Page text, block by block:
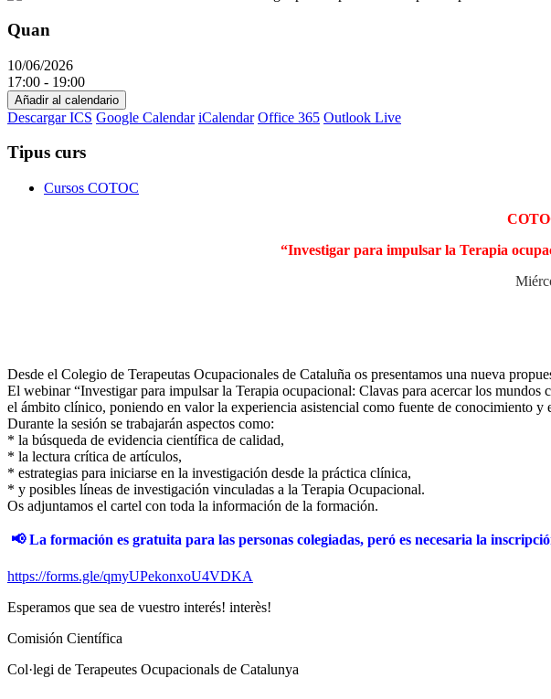
Quan
10/06/2026
17:00 - 19:00
Añadir al calendario
Descargar ICS Google Calendar iCalendar Office 365 Outlook Live
Tipus curs
Cursos COTOC
“Investigar para impulsar la Terapia
Desde el Colegio de Terapeutas Ocupacionales de Cataluña os presentamos una nueva
El webinar “Investigar para impulsar la Terapia ocupacional: Clavas para acercar los
el ámbito clínico, poniendo en valor la experiencia asistencial como fuente de conocimiento y
Durante la sesión se trabajarán aspectos como:
* la búsqueda de evidencia científica de calidad,
* la lectura crítica de artículos,
* estrategias para iniciarse en la investigación desde la práctica clínica,
* y posibles líneas de investigación vinculadas a la Terapia Ocupacional.
Os adjuntamos el cartel con toda la información de la formación.
📢 La formación es gratuita para las personas colegiadas, peró es necesaria la
https://forms.gle/qmyUPekonxoU4VDKA
Esperamos que sea de vuestro interés! interès!
Comisión Científica
Col·legi de Terapeutes Ocupacionals de Catalunya